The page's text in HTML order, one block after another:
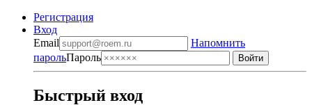
Регистрация
Вход
Email
Напомнить
парольПароль
Быстрый вход